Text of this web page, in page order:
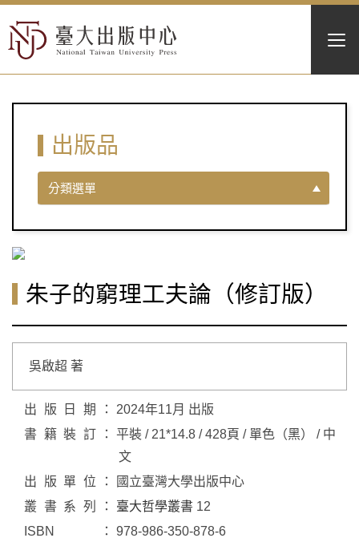
出版品
分類選單
朱子的窮理工夫論（修訂版）
吳啟超 著
出版日期
2024年11月 出版
書籍裝訂
平裝 / 21*14.8 / 428頁 / 單色（黑） / 中
文
出版單位
國立臺灣大學出版中心
叢書系列
臺大哲學叢書 12
ISBN
978-986-350-878-6